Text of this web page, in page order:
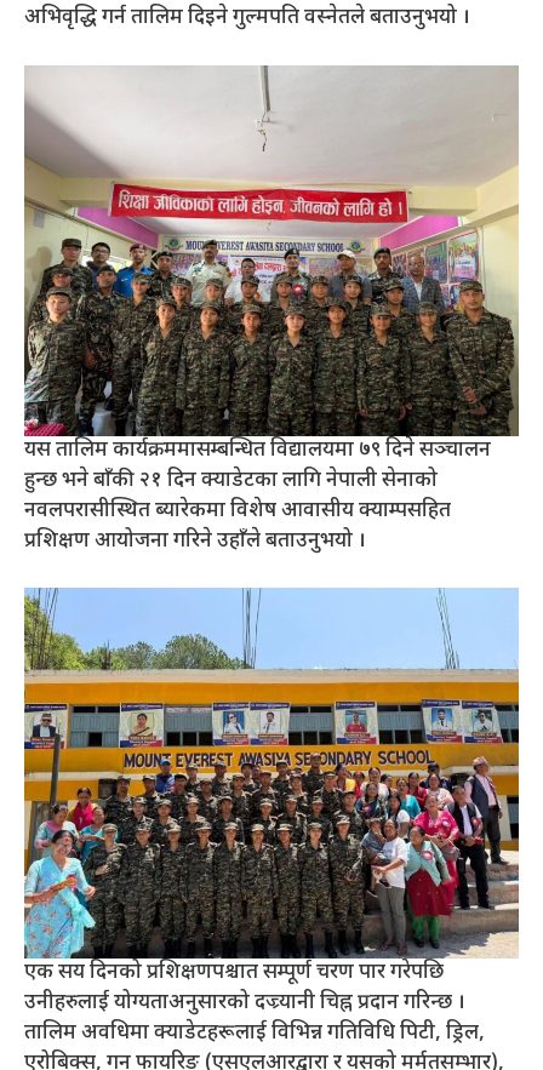
अभिवृद्धि गर्न तालिम दिइने गुल्मपति वस्नेतले बताउनुभयो ।
यस तालिम कार्यक्रममासम्बन्धित विद्यालयमा ७९ दिने सञ्चालन
हुन्छ भने बाँकी २१ दिन क्याडेटका लागि नेपाली सेनाको
नवलपरासीस्थित ब्यारेकमा विशेष आवासीय क्याम्पसहित
प्रशिक्षण आयोजना गरिने उहाँले बताउनुभयो ।
एक सय दिनको प्रशिक्षणपश्चात सम्पूर्ण चरण पार गरेपछि
उनीहरुलाई योग्यताअनुसारको दज्र्यानी चिह्न प्रदान गरिन्छ ।
तालिम अवधिमा क्याडेटहरूलाई विभिन्न गतिविधि पिटी, ड्रिल,
एरोबिक्स, गन फायरिङ (एसएलआरद्वारा र यसको मर्मतसम्भार),